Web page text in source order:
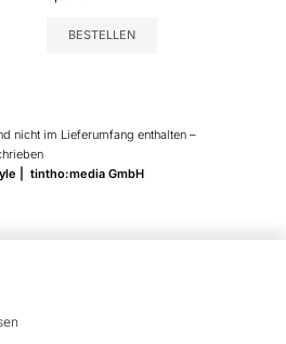
BESTELLEN
nicht im Lieferumfang enthalten –
| tintho:media GmbH